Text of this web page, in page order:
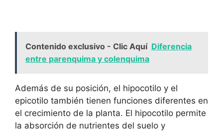
Contenido exclusivo - Clic Aquí Diferencia
entre parenquima y colenquima
Además de su posición, el hipocotilo y el
epicotilo también tienen funciones diferentes en
el crecimiento de la planta. El hipocotilo permite
la absorción de nutrientes del suelo y